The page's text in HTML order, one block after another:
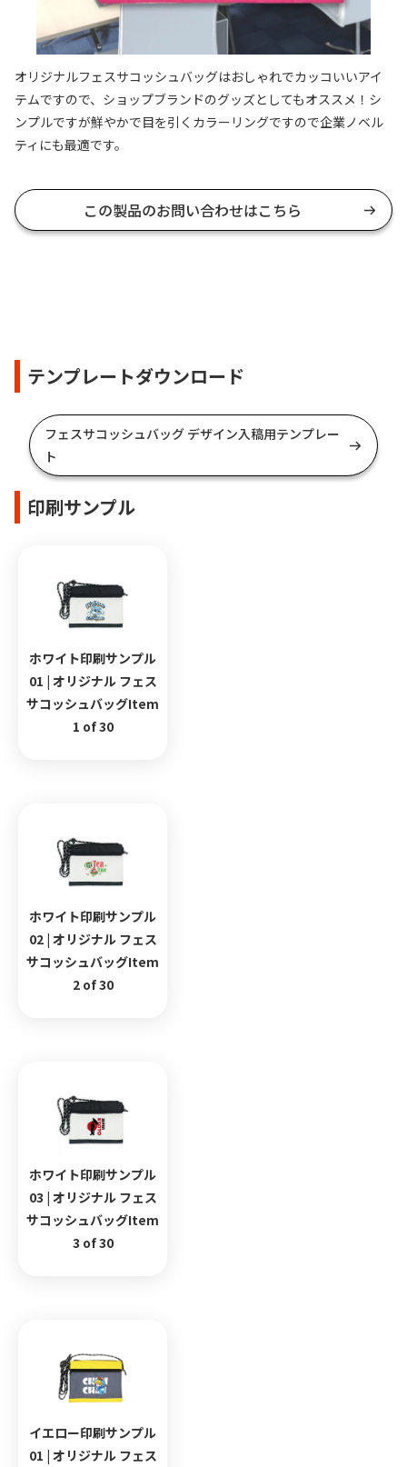
オリジナルフェスサコッシュバッグはおしゃれでカッコいいアイ
テムですので、ショップブランドのグッズとしてもオススメ！シ
ンプルですが鮮やかで目を引くカラーリングですので企業ノベル
ティにも最適です。
この製品のお問い合わせはこちら
テンプレートダウンロード
フェスサコッシュバッグ デザイン入稿用テンプレー
ト
印刷サンプル
ホワイト印刷サンプル
01 | オリジナル フェス
サコッシュバッグItem
1 of 30
ホワイト印刷サンプル
02 | オリジナル フェス
サコッシュバッグItem
2 of 30
ホワイト印刷サンプル
03 | オリジナル フェス
サコッシュバッグItem
3 of 30
イエロー印刷サンプル
01 | オリジナル フェス